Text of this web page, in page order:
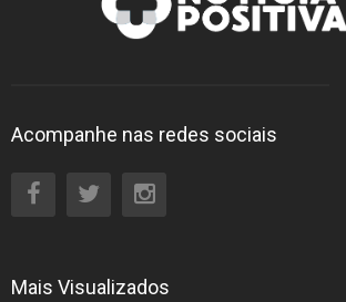
Acompanhe nas redes sociais
Mais Visualizados